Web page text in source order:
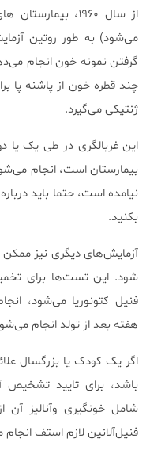
از سال ۱۹۶۰،
می‌شود) به طور روتین
گرفتن نمونه خون انجام
چند قطره خون از پاشنه پا
ژنتیکی می‌گیرد.
این غربالگری در طی یک یا
بیمارستان است، انجام
نیامده است، حتما باید
بکنید.
آزمایش‌های دیگری نیز ممکن
فنیل کتونوریا می‌شود،
هفته بعد از تولد انجام
اگر یک کودک یا بزرگسال
باشد، برای تایید
شامل خونگیری وآنالیز
فنیل‌آلانین لازم استف انجام